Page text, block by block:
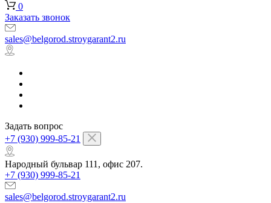
0
Заказать звонок
sales@belgorod.stroygarant2.ru
Задать вопрос
+7 (930) 999-85-21
Народный бульвар 111, офис 207.
+7 (930) 999-85-21
sales@belgorod.stroygarant2.ru